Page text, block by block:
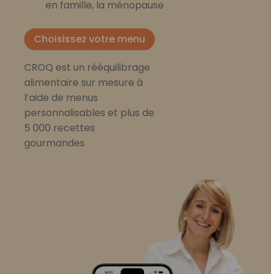
en famille, la ménopause
Choisissez votre menu
CROQ est un rééquilibrage
alimentaire sur mesure à
l’aide de menus
personnalisables et plus de
5 000 recettes
gourmandes